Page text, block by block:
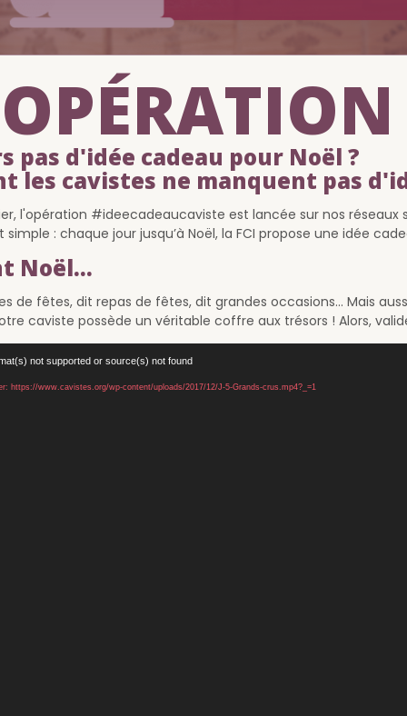
pas d'idée cadeau pour Noël ?
les cavistes ne manquent pas
l'opération #ideecadeaucaviste est lancée sur nos réseaux
simple : chaque jour jusqu’à Noël, la FCI propose une idée
Noël...
de fêtes, dit repas de fêtes, dit grandes occasions... Mais
caviste possède un véritable coffre aux trésors ! Alors,
not supported or source(s) not found
https://www.cavistes.org/wp-content/uploads/2017/12/J-5-Grands-crus.mp4?_=1